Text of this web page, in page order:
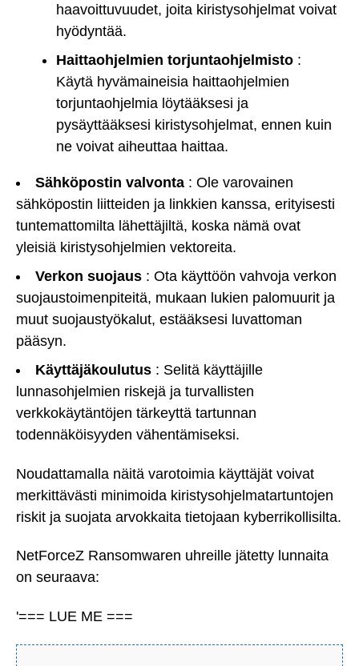
haavoittuvuudet, joita kiristysohjelmat voivat
hyödyntää.
Haittaohjelmien torjuntaohjelmisto :
Käytä hyvämaineisia haittaohjelmien
torjuntaohjelmia löytääksesi ja
pysäyttääksesi kiristysohjelmat, ennen kuin
ne voivat aiheuttaa haittaa.
Sähköpostin valvonta : Ole varovainen
sähköpostin liitteiden ja linkkien kanssa, erityisesti
tuntemattomilta lähettäjiltä, koska nämä ovat
yleisiä kiristysohjelmien vektoreita.
Verkon suojaus : Ota käyttöön vahvoja verkon
suojaustoimenpiteitä, mukaan lukien palomuurit ja
muut suojaustyökalut, estääksesi luvattoman
pääsyn.
Käyttäjäkoulutus : Selitä käyttäjille
lunnasohjelmien riskejä ja turvallisten
verkkokäytäntöjen tärkeyttä tartunnan
todennäköisyyden vähentämiseksi.
Noudattamalla näitä varotoimia käyttäjät voivat
merkittävästi minimoida kiristysohjelmatartuntojen
riskit ja suojata arvokkaita tietojaan kyberrikollisilta.
NetForceZ Ransomwaren uhreille jätetty lunnaita
on seuraava:
'=== LUE ME ===